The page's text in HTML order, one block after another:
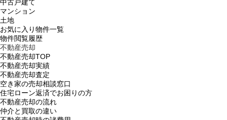
中古戸建て
マンション
土地
お気に入り物件一覧
物件閲覧履歴
不動産売却
不動産売却TOP
不動産売却実績
不動産売却査定
空き家の売却相談窓口
住宅ローン返済でお困りの方
不動産売却の流れ
仲介と買取の違い